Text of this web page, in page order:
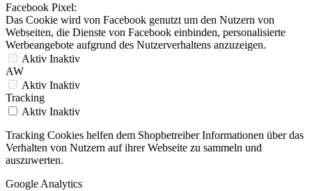
Facebook Pixel:
Das Cookie wird von Facebook genutzt um den Nutzern von
Webseiten, die Dienste von Facebook einbinden, personalisierte
Werbeangebote aufgrund des Nutzerverhaltens anzuzeigen.
Aktiv Inaktiv
AW
Aktiv Inaktiv
Tracking
Aktiv Inaktiv
Tracking Cookies helfen dem Shopbetreiber Informationen über das
Verhalten von Nutzern auf ihrer Webseite zu sammeln und
auszuwerten.
Google Analytics